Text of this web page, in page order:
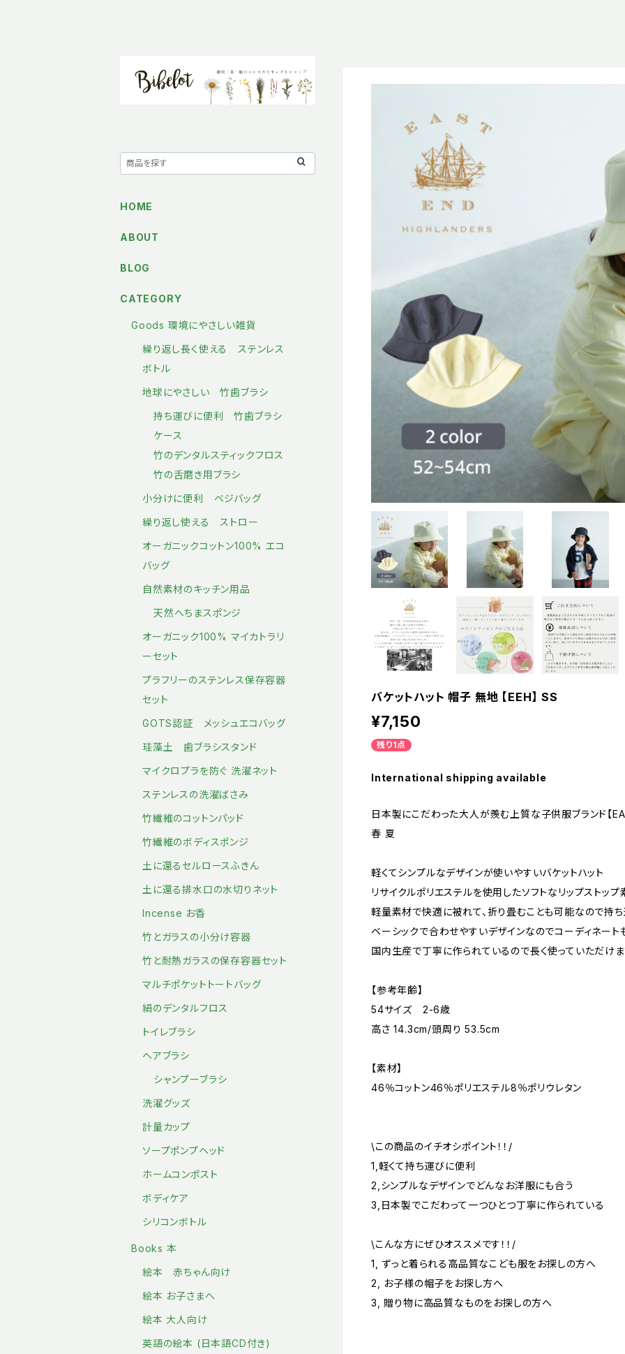
バケットハット 帽子 無地 【EEH】 SS
¥7,150
残り1点
International shipping available
日本製にこだわった大人が羨む上質な子供服ブランド【
春 夏
軽くてシンプルなデザインが使いやすいバケットハット
リサイクルポリエステルを使用したソフトなリップストップ
軽量素材で快適に被れて、折り畳むことも可能なので持
ベーシックで合わせやすいデザインなのでコーディネート
国内生産で丁寧に作られているので長く使っていただけま
【参考年齢】
54サイズ 2-6歳
高さ 14.3cm/頭周り 53.5cm
【素材】
46％コットン46％ポリエステル8％ポリウレタン
\この商品のイチオシポイント！！/
1,軽くて持ち運びに便利
2,シンプルなデザインでどんなお洋服にも合う
3,日本製でこだわって一つひとつ丁寧に作られている
\こんな方にぜひオススメです！！/
1, ずっと着られる高品質なこども服をお探しの方へ
2, お子様の帽子をお探し方へ
3, 贈り物に高品質なものをお探しの方へ
HOME
ABOUT
BLOG
CATEGORY
Goods 環境にやさしい雑貨
繰り返し長く使える ステンレス
ボトル
地球にやさしい 竹歯ブラシ
持ち運びに便利 竹歯ブラシ
ケース
竹のデンタルスティックフロス
竹の舌磨き用ブラシ
小分けに便利 ベジバッグ
繰り返し使える ストロー
オーガニックコットン100% エコ
バッグ
自然素材のキッチン用品
天然へちまスポンジ
オーガニック100% マイカトラリ
ーセット
プラフリーのステンレス保存容器
セット
GOTS認証 メッシュエコバッグ
珪藻土 歯ブラシスタンド
マイクロプラを防ぐ 洗濯ネット
ステンレスの洗濯ばさみ
竹繊維のコットンパッド
竹繊維のボディスポンジ
土に還るセルロースふきん
土に還る排水口の水切りネット
Incense お香
竹とガラスの小分け容器
竹と耐熱ガラスの保存容器セット
マルチポケットトートバッグ
絹のデンタルフロス
トイレブラシ
ヘアブラシ
シャンプーブラシ
洗濯グッズ
計量カップ
ソープポンプヘッド
ホームコンポスト
ボディケア
シリコンボトル
Books 本
絵本 赤ちゃん向け
絵本 お子さまへ
絵本 大人向け
英語の絵本 (日本語CD付き)